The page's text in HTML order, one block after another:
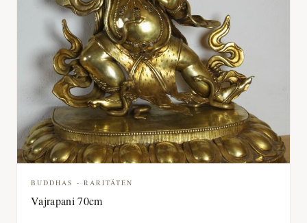
BUDDHAS - RARITÄTEN
Vajrapani 70cm